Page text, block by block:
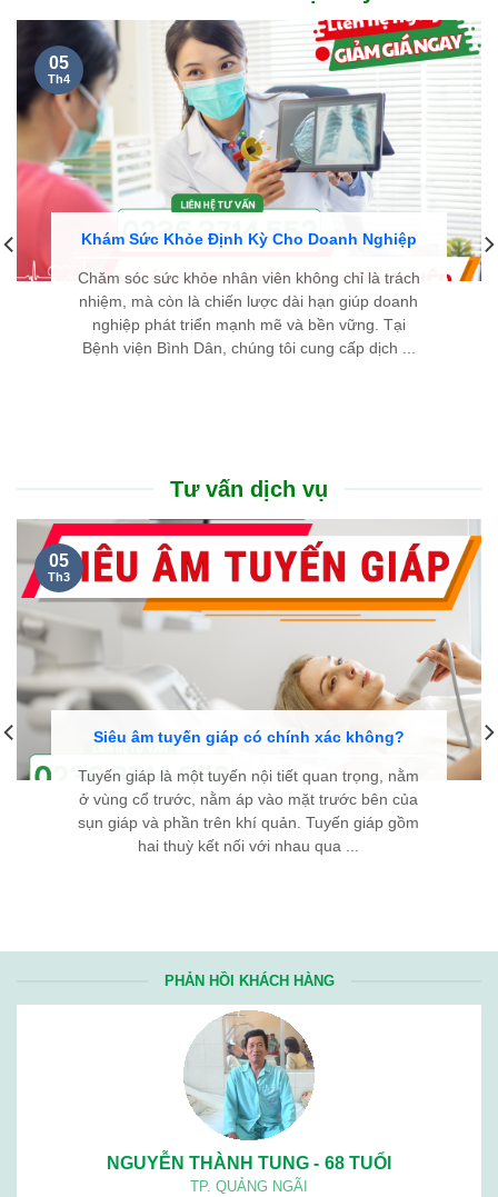
Khám Sức Khỏe Định Kỳ Cho Doanh Nghiệp
Chăm sóc sức khỏe nhân viên không chỉ là trách
nhiệm, mà còn là chiến lược dài hạn giúp doanh
nghiệp phát triển mạnh mẽ và bền vững. Tại
Bệnh viện Bình Dân, chúng tôi cung cấp dịch ...
05
Th4
Tư vấn dịch vụ
Siêu âm tuyến giáp có chính xác không?
Tuyến giáp là một tuyến nội tiết quan trọng, nằm
ở vùng cổ trước, nằm áp vào mặt trước bên của
sụn giáp và phần trên khí quản. Tuyến giáp gồm
hai thuỳ kết nối với nhau qua ...
05
Th3
PHẢN HỒI KHÁCH HÀNG
NGUYỄN THÀNH TUNG - 68 TUỔI
TP. QUẢNG NGÃI